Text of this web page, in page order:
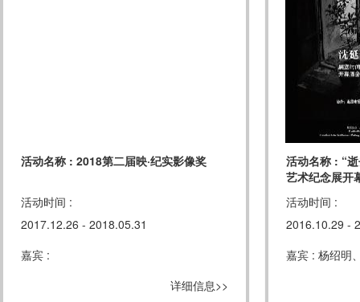
活动名称 : 2018第二届映·纪实影像奖
活动时间 :
2017.12.26 - 2018.05.31
嘉宾 :
详细信息>>
活动名称 : “
艺术纪念展开
活动时间 :
2016.10.29 -
嘉宾 : 杨绍明